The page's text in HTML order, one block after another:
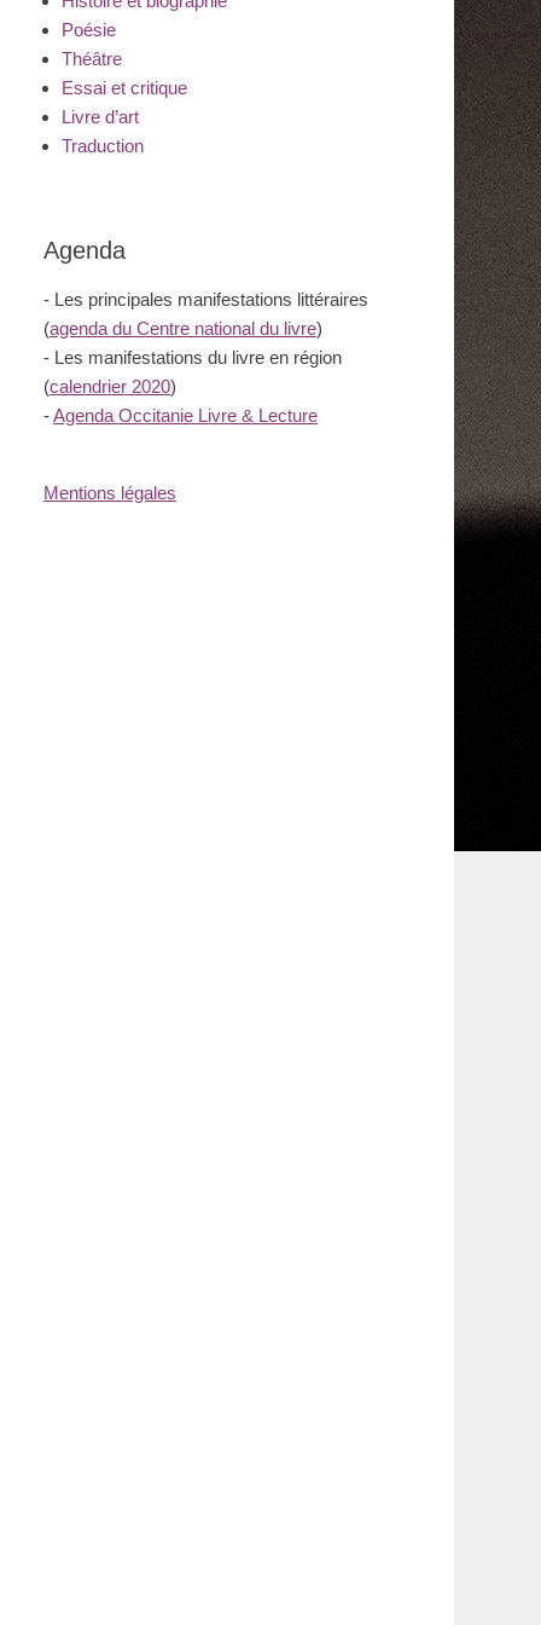
Poésie
Théâtre
Essai et critique
Livre d’art
Traduction
Agenda
- Les principales manifestations littéraires
(agenda du Centre national du livre)
- Les manifestations du livre en région
(calendrier 2020)
-Agenda Occitanie Livre & Lecture
Mentions légales